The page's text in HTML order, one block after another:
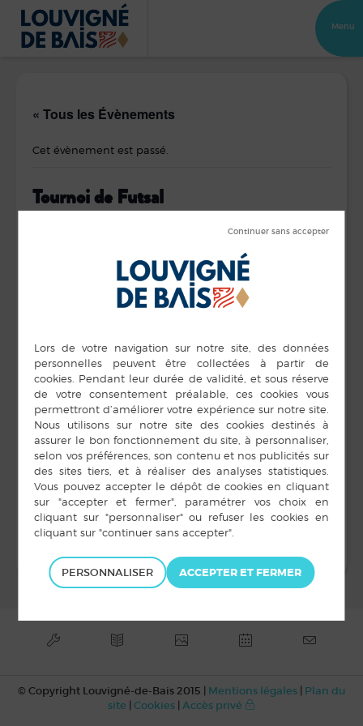
Menu
« Tous les Évènements
Cet évènement est passé.
Tournoi de Futsal
Heure :
19 h 00 min à 22 h 00
min
LIEU
Salle des sports
Rue Anne de Bretagne
Louvigné de Bais, + Google Map
ORGANISATEUR
SLFC
Bal de Noël Cérémonie des vœux
© Copyright Louvigné-de-Bais 2015 | Mentions légales | Plan du
site | Cookies | Accès privé
PERSONNALISER